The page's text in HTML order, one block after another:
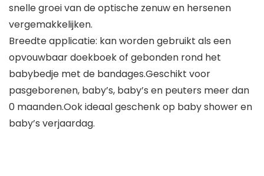
snelle groei van de optische zenuw en hersenen
vergemakkelijken.
Breedte applicatie: kan worden gebruikt als een
opvouwbaar doekboek of gebonden rond het
babybedje met de bandages.Geschikt voor
pasgeborenen, baby’s, baby’s en peuters meer dan
0 maanden.Ook ideaal geschenk op baby shower en
baby’s verjaardag.